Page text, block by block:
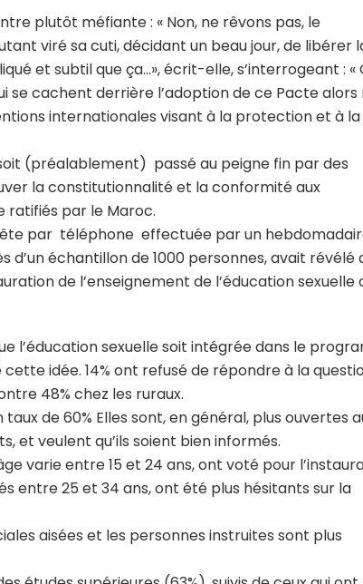
plutôt méfiante : « Non, ne rêvons pas, le
viré sa cuti, décidant un beau jour, de libérer
et subtil que ça…», écrit-elle, s’interrogeant : «
cachent derrière l’adoption de ce Pacte
internationales visant à la protection et à la
(préalablement) passé au peigne fin par des
la constitutionnalité et la conformité aux
ratifiés par le Maroc.
par téléphone effectuée par un
d’un échantillon de 1000 personnes, avait révélé
de l’enseignement de l’éducation sexuelle
l’éducation sexuelle soit intégrée dans le
idée. 14% ont refusé de répondre à la
48% chez les ruraux.
de 60% Elles sont, en général, plus ouvertes
et veulent qu’ils soient bien informés.
varie entre 15 et 24 ans, ont voté pour
entre 25 et 34 ans, ont été plus hésitants sur la
aisées et les personnes instruites sont plus